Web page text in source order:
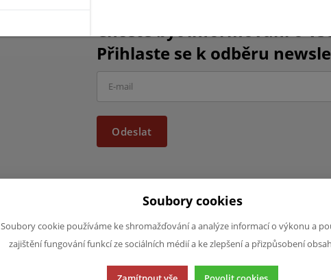
Chcete být informováni o
Přihlaste se k odběru
Odeslat
JAZYK A MĚNA
NAPIŠTE
Chcete
Soubory cookies
Soubory cookie používáme ke shromažďování a analýze informací o výkonu a
zajištění fungování funkcí ze sociálních médií a ke zlepšení a přizpůsobení